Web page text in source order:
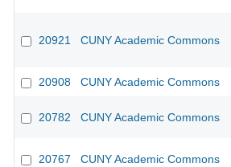
20921 CUNY Academic Commons
20908 CUNY Academic Commons
20782 CUNY Academic Commons
20767 CUNY Academic Commons